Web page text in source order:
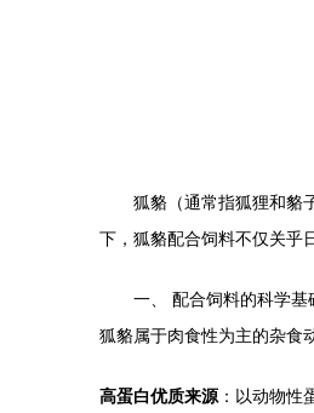
狐貉（通常指狐狸和貉
下，狐貉配合饲料不仅关乎
一、 配合饲料的科学
狐貉属于肉食性为主的杂食
高蛋白优质来源 ：以动物